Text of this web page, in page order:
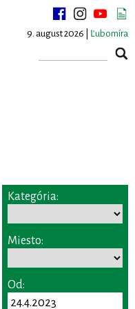
9. august 2026 | Ľubomíra
Kategória:
Miesto:
Od: